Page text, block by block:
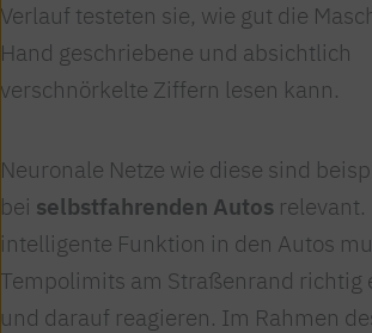
Verlauf testeten sie, wie gut die
Hand geschriebene und absichtlich
verschnörkelte Ziffern lesen kann.
Neuronale Netze wie diese sind
bei selbstfahrenden Autos relevant.
intelligente Funktion in den Autos
Tempolimits am Straßenrand richtig
und darauf reagieren. Im Rahmen